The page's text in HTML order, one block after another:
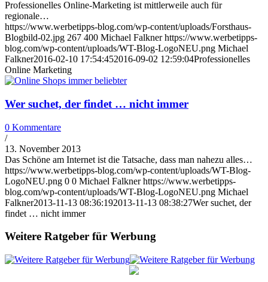
Professionelles Online-Marketing ist mittlerweile auch für
regionale…
https://www.werbetipps-blog.com/wp-content/uploads/Forsthaus-
Blogbild-02.jpg 267 400 Michael Falkner https://www.werbetipps-
blog.com/wp-content/uploads/WT-Blog-LogoNEU.png Michael
Falkner2016-02-10 17:54:452016-09-02 12:59:04Professionelles
Online Marketing
Wer suchet, der findet … nicht immer
0 Kommentare
/
13. November 2013
Das Schöne am Internet ist die Tatsache, dass man nahezu alles…
https://www.werbetipps-blog.com/wp-content/uploads/WT-Blog-
LogoNEU.png 0 0 Michael Falkner https://www.werbetipps-
blog.com/wp-content/uploads/WT-Blog-LogoNEU.png Michael
Falkner2013-11-13 08:36:192013-11-13 08:38:27Wer suchet, der
findet … nicht immer
Weitere Ratgeber für Werbung